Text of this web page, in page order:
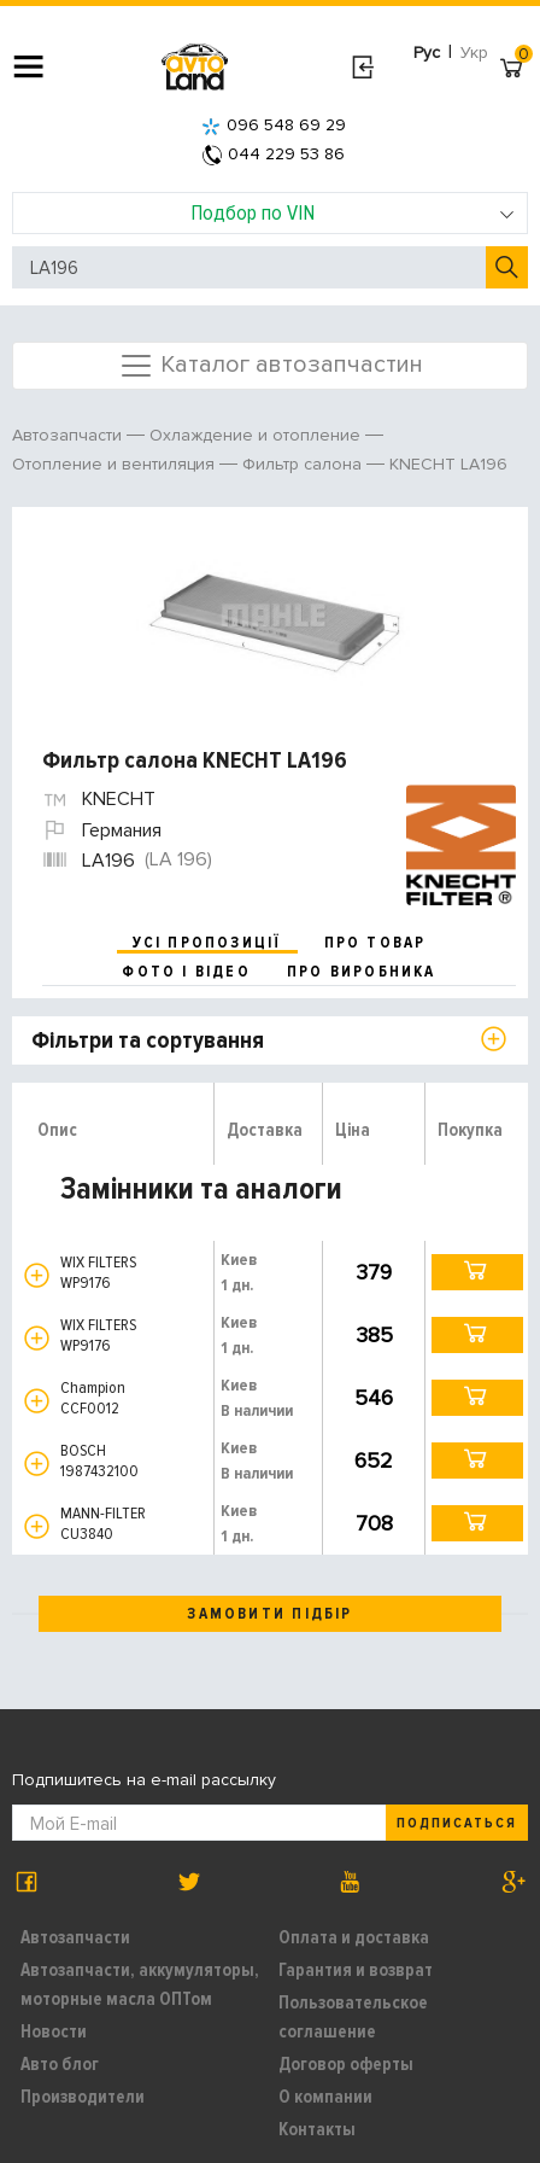
Рус | Укр
Подбор по VIN
096 548 69 29
044 229 53 86
0
Каталог автозапчастин
Автозапчасти
Охлаждение и отопление
Отопление и вентиляция
Фильтр салона KNECHT LA196
Фильтр салона KNECHT LA196
KNECHT
Германия
LA196 (LA 196)
УСІ ПРОПОЗИЦІЇ
ПРО ТОВАР
ФОТО І ВІДЕО
ПРО ВИРОБНИКА
Фільтри та сортування
Опис Доставка Ціна Покупка
Замінники та аналоги
WIX FILTERS
WP9176
Киев
1 дн.
379
WIX FILTERS
WP9176
Киев
1 дн.
385
Champion
CCF0012
Киев
В наличии
546
BOSCH
1987432100
Киев
В наличии
652
MANN-FILTER
CU3840
Киев
1 дн.
708
ЗАМОВИТИ ПІДБІР
Автозапчасти
Автозапчасти, аккумуляторы,
моторные масла ОПТом
Новости
Авто блог
Производители
Оплата и доставка
Гарантия и возврат
Пользовательское
соглашение
Договор оферты
О компании
Контакты
Подпишитесь на e-mail рассылку
ПОДПИСАТЬСЯ